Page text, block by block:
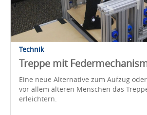
Technik
Treppe mit
Eine neue Alternative zum Aufzug
vor allem älteren Menschen das
erleichtern.